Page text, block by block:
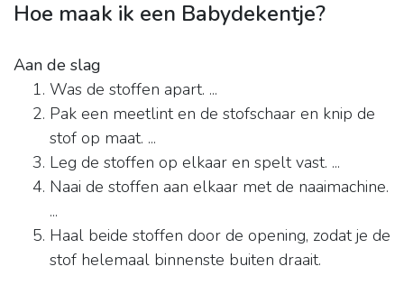
Hoe maak ik een Babydekentje?
Aan de slag
Was de stoffen apart. ...
Pak een meetlint en de stofschaar en knip de
stof op maat. ...
Leg de stoffen op elkaar en spelt vast. ...
Naai de stoffen aan elkaar met de naaimachine.
...
Haal beide stoffen door de opening, zodat je de
stof helemaal binnenste buiten draait.